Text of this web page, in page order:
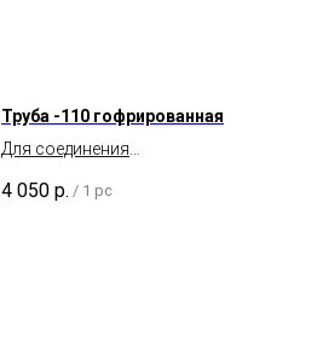
Труба -110 гофрированная
Для соединения
канализационным стояком
4 050 р. / 1 pc